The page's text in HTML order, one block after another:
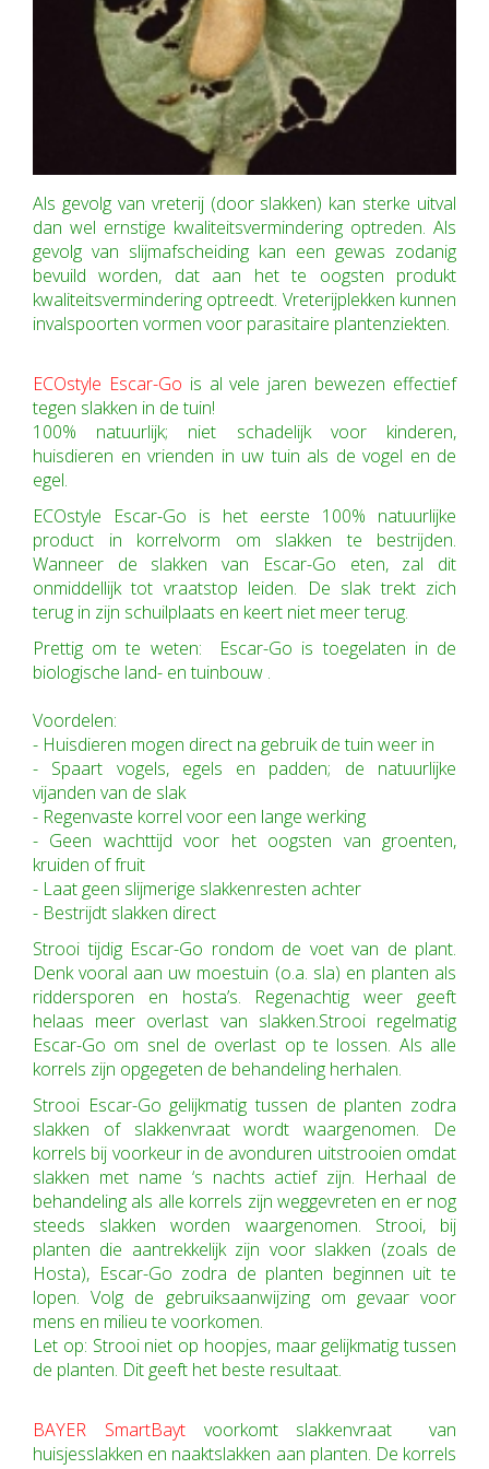
Als gevolg van vreterij (door slakken) kan sterke uitval
dan wel ernstige kwaliteitsvermindering optreden. Als
gevolg van slijmafscheiding kan een gewas zodanig
bevuild worden, dat aan het te oogsten produkt
kwaliteitsvermindering optreedt. Vreterijplekken kunnen
invalspoorten vormen voor parasitaire plantenziekten.
ECOstyle Escar-Go is al vele jaren bewezen effectief
tegen slakken in de tuin!
100% natuurlijk; niet schadelijk voor kinderen,
huisdieren en vrienden in uw tuin als de vogel en de
egel.
ECOstyle Escar-Go is het eerste 100% natuurlijke
product in korrelvorm om slakken te bestrijden.
Wanneer de slakken van Escar-Go eten, zal dit
onmiddellijk tot vraatstop leiden. De slak trekt zich
terug in zijn schuilplaats en keert niet meer terug.
Prettig om te weten: Escar-Go is toegelaten in de
biologische land- en tuinbouw .
Voordelen:
- Huisdieren mogen direct na gebruik de tuin weer in
- Spaart vogels, egels en padden; de natuurlijke
vijanden van de slak
- Regenvaste korrel voor een lange werking
- Geen wachttijd voor het oogsten van groenten,
kruiden of fruit
- Laat geen slijmerige slakkenresten achter
- Bestrijdt slakken direct
Strooi tijdig Escar-Go rondom de voet van de plant.
Denk vooral aan uw moestuin (o.a. sla) en planten als
riddersporen en hosta’s. Regenachtig weer geeft
helaas meer overlast van slakken.Strooi regelmatig
Escar-Go om snel de overlast op te lossen. Als alle
korrels zijn opgegeten de behandeling herhalen.
Strooi Escar-Go gelijkmatig tussen de planten zodra
slakken of slakkenvraat wordt waargenomen. De
korrels bij voorkeur in de avonduren uitstrooien omdat
slakken met name ‘s nachts actief zijn. Herhaal de
behandeling als alle korrels zijn weggevreten en er nog
steeds slakken worden waargenomen. Strooi, bij
planten die aantrekkelijk zijn voor slakken (zoals de
Hosta), Escar-Go zodra de planten beginnen uit te
lopen. Volg de gebruiksaanwijzing om gevaar voor
mens en milieu te voorkomen.
Let op: Strooi niet op hoopjes, maar gelijkmatig tussen
de planten. Dit geeft het beste resultaat.
BAYER SmartBayt voorkomt slakkenvraat van
huisjesslakken en naaktslakken aan planten. De korrels